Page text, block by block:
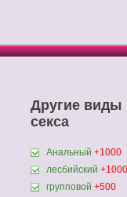
Другие виды
секса
Анальный +1000
лесбийский +1000
групповой +500